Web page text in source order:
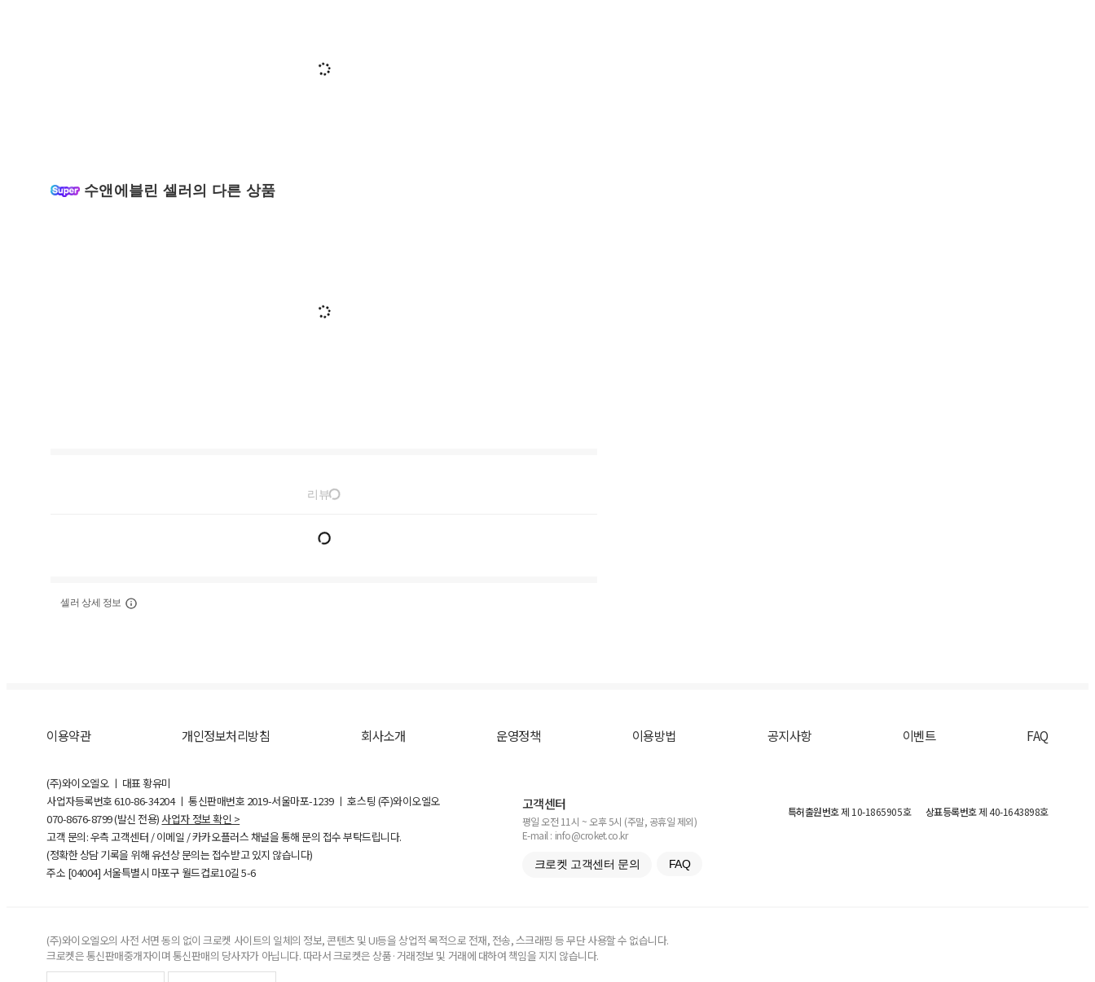
수앤에블린 셀러의 다른 상품
리뷰
셀러 상세 정보
이용약관 개인정보처리방침 회사소개 운영정책 이용방법 공지사항 이벤트 FAQ
(주)와이오엘오 ㅣ 대표 황유미
사업자등록번호610-86-34204ㅣ 통신판매번호 2019-서울마포-1239 ㅣ 호스팅 (주)와이오엘오
070-8676-8799 (발신 전용) 사업자 정보 확인 >
고객 문의: 우측 고객센터 / 이메일 / 카카오플러스 채널을 통해 문의 접수 부탁드립니다.
(정확한 상담 기록을 위해 유선상 문의는 접수받고 있지 않습니다)
주소 [04004] 서울특별시 마포구 월드컵로10길5-6
고객센터
평일 오전 11시 ~ 오후 5시 (주말, 공휴일 제외)
E-mail : info@croket.co.kr
크로켓 고객센터 문의 FAQ
특허출원번호제 10-1865905호 상표등록번호제 40-1643898호
(주)와이오엘오의 사전 서면 동의 없이 크로켓 사이트의 일체의 정보, 콘텐츠 및 UI등을 상업적 목적으로 전재, 전송, 스크래핑 등 무단 사용할 수 없습니다.
크로켓은 통신판매중개자이며 통신판매의 당사자가 아닙니다. 따라서 크로켓은 상품·거래정보 및 거래에 대하여 책임을 지지 않습니다.